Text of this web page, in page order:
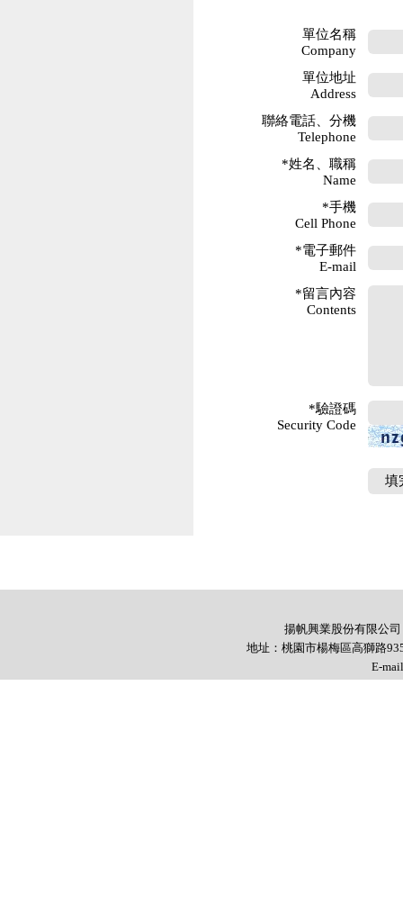
單位名稱
Company
單位地址
Address
聯絡電話、分機
Telephone
*姓名、職稱
Name
*手機
Cell Phone
*電子郵件
E-mail
*留言內容
Contents
*驗證碼
Security Code
揚帆興業股份有限公司
地址：桃園市楊梅區高獅路
E-